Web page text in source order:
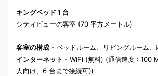
キングベッド 1 台
シティビューの客室 (70 平方メートル)
客室の構成 - ベッドルーム、リビングルーム、
インターネット - WiFi (無料) (通信速度 : 100
人向け、6 台まで接続可))